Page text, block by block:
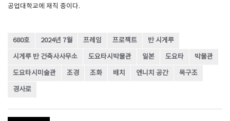
공업대학교에 재직 중이다.
680호 2024년 7월 프레임 프로젝트 반 시게루
시게루 반 건축사사무소 도요타시박물관 일본 도요타 박물관
도요타시미술관 조경 조화 배치 엔니치 공간 목구조
경사로